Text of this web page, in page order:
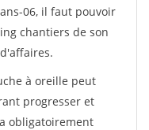
06, il faut pouvoir
chantiers de son
à oreille peut
progresser et
obligatoirement